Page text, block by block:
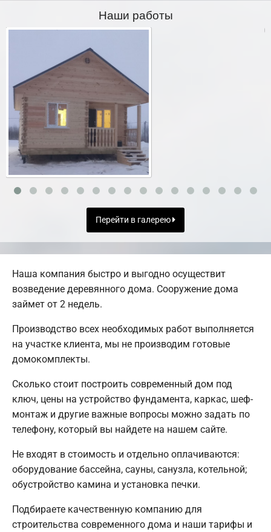
Наши работы
Перейти в галерею
Наша компания быстро и выгодно осуществит
возведение деревянного дома. Сооружение дома
займет от 2 недель.
Производство всех необходимых работ выполняется
на участке клиента, мы не производим готовые
домокомплекты.
Сколько стоит построить современный дом под
ключ, цены на устройство фундамента, каркас, шеф-
монтаж и другие важные вопросы можно задать по
телефону, который вы найдете на нашем сайте.
Не входят в стоимость и отдельно оплачиваются:
оборудование бассейна, сауны, санузла, котельной;
обустройство камина и установка печки.
Подбираете качественную компанию для
строительства современного дома и наши тарифы и